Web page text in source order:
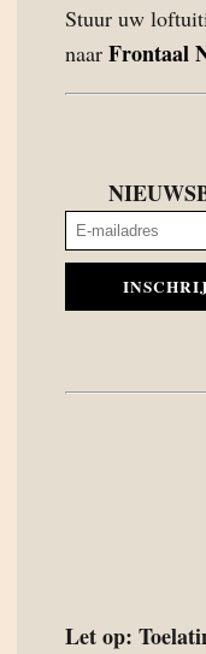
Stuur uw
naar Frontaal
Let op: